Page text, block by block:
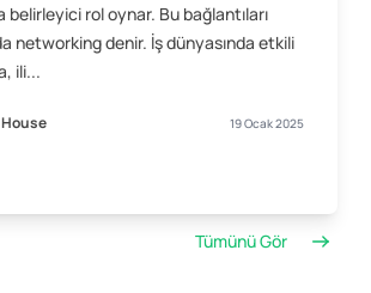
belirleyici rol oynar. Bu bağlantıları
networking denir. İş dünyasında etkili
ili...
19 Ocak 2025
Tümünü Gör